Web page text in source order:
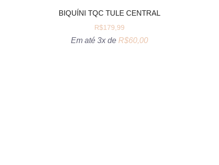
BIQUÍNI TQC TULE CENTRAL
R$179,99
Em até 3x de R$60,00